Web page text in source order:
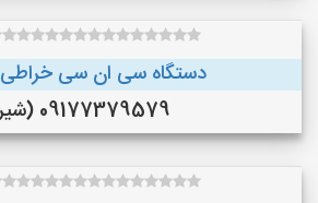
دستگاه سی ان سی خراطی ۶ محور
09177379579 (شیراز)